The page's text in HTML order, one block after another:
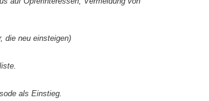
die neu einsteigen)
als Einstieg.